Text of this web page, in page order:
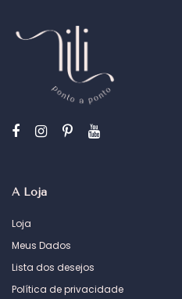
A Loja
Loja
Meus Dados
Lista dos desejos
Política de privacidade